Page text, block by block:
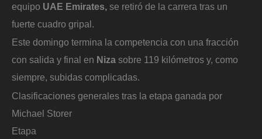
equipo UAE Emirates, se retiró de la carrera tras un
fuerte cuadro gripal.
Este domingo termina la competencia con una fracción
con salida y final en Niza sobre 119 kilómetros y, como
siempre, subidas complicadas.
Clasificaciones generales tras la etapa ganada por
Michael Storer
Etapa